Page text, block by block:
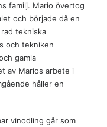
familj. Mario övertog
och började då en
tekniska
och tekniken
gamla
av Marios arbete i
håller en
vinodling går som